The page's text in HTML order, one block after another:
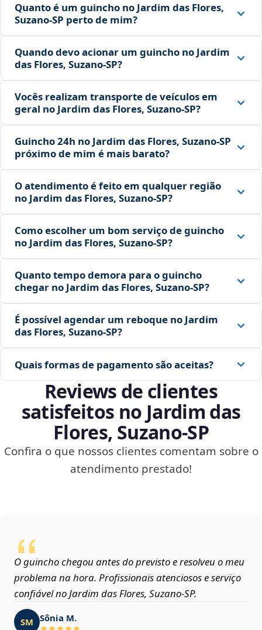
Quanto é um guincho no Jardim das Flores,
Suzano‑SP perto de mim?
Quando devo acionar um guincho no Jardim
das Flores, Suzano‑SP?
Vocês realizam transporte de veículos em
geral no Jardim das Flores, Suzano‑SP?
Guincho 24h no Jardim das Flores, Suzano‑SP
próximo de mim é mais barato?
O atendimento é feito em qualquer região
no Jardim das Flores, Suzano‑SP?
Como escolher um bom serviço de guincho
no Jardim das Flores, Suzano‑SP?
Quanto tempo demora para o guincho
chegar no Jardim das Flores, Suzano‑SP?
É possível agendar um reboque no Jardim
das Flores, Suzano‑SP?
Quais formas de pagamento são aceitas?
Reviews de clientes
satisfeitos no Jardim das
Flores, Suzano‑SP
Confira o que nossos clientes comentam sobre o
atendimento prestado!
O guincho chegou antes do previsto e resolveu o meu
problema na hora. Profissionais atenciosos e serviço
confiável no Jardim das Flores, Suzano‑SP.
SM Sônia M.